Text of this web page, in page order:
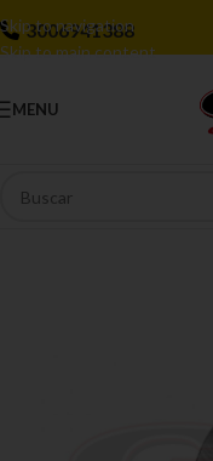
Skip to navigation
Skip to main content
3006941388
MENU